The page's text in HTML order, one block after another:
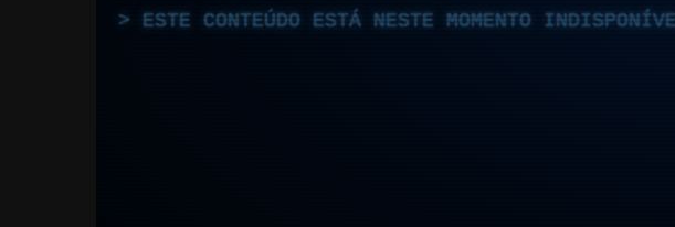
ESTE CONTEÚDO ESTÁ NESTE MOMENTO